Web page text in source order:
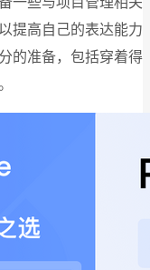
提高自己的表达能力
的准备，包括穿着得